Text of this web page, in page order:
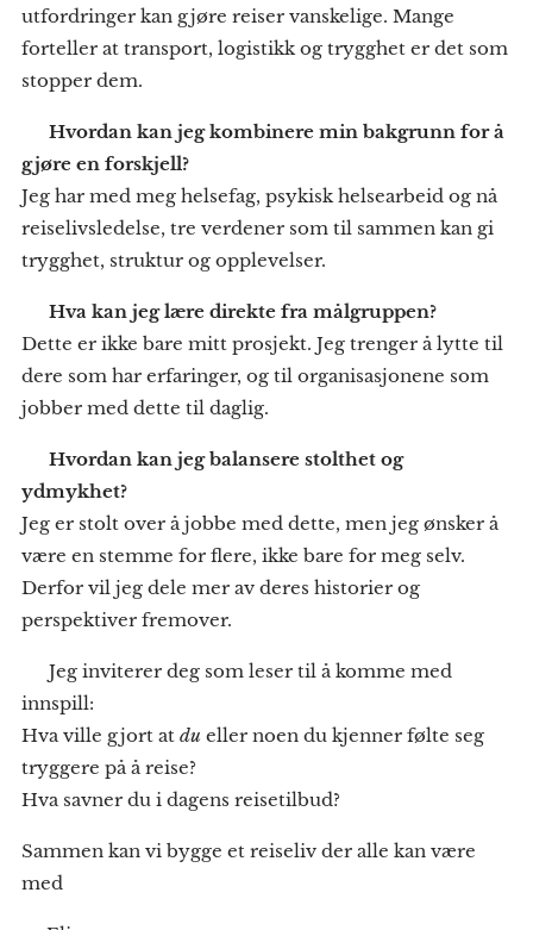
utfordringer kan gjøre reiser vanskelige. Mange
forteller at transport, logistikk og trygghet er det som
stopper dem.
Hvordan kan jeg kombinere min bakgrunn for å
gjøre en forskjell?
Jeg har med meg helsefag, psykisk helsearbeid og nå
reiselivsledelse, tre verdener som til sammen kan gi
trygghet, struktur og opplevelser.
Hva kan jeg lære direkte fra målgruppen?
Dette er ikke bare mitt prosjekt. Jeg trenger å lytte til
dere som har erfaringer, og til organisasjonene som
jobber med dette til daglig.
Hvordan kan jeg balansere stolthet og
ydmykhet?
Jeg er stolt over å jobbe med dette, men jeg ønsker å
være en stemme for flere, ikke bare for meg selv.
Derfor vil jeg dele mer av deres historier og
perspektiver fremover.
🌍 Jeg inviterer deg som leser til å komme med
innspill:
Hva ville gjort at du eller noen du kjenner følte seg
tryggere på å reise?
Hva savner du i dagens reisetilbud?
Sammen kan vi bygge et reiseliv der alle kan være
med 💙